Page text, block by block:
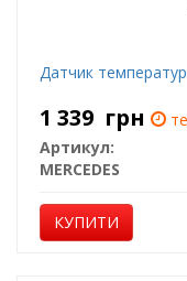
Датчик
1 339 грн
Артикул:
MERCEDES
КУПИТИ